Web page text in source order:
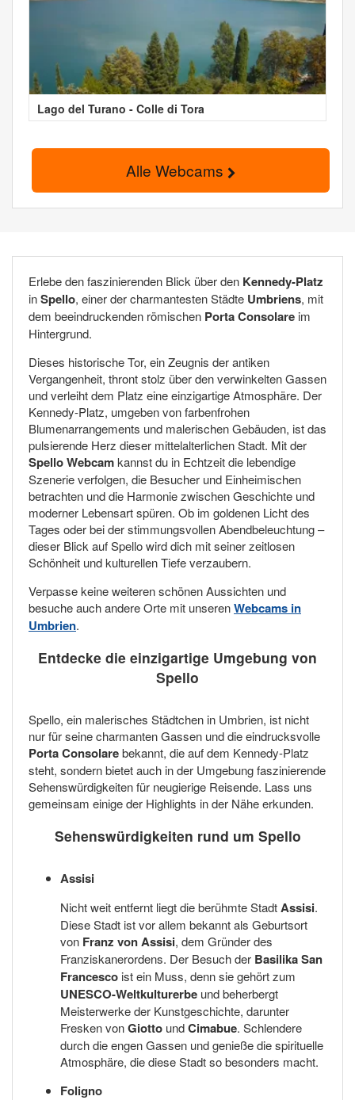
Lago del Turano - Colle di Tora
Alle Webcams
Erlebe den faszinierenden Blick über den Kennedy-Platz
inSpello, einer der charmantesten Städte Umbriens, mit
dem beeindruckenden römischen Porta Consolare im
Hintergrund.
Dieses historische Tor, ein Zeugnis der antiken
Vergangenheit, thront stolz über den verwinkelten Gassen
und verleiht dem Platz eine einzigartige Atmosphäre. Der
Kennedy-Platz, umgeben von farbenfrohen
Blumenarrangements und malerischen Gebäuden, ist das
pulsierende Herz dieser mittelalterlichen Stadt. Mit der
Spello Webcamkannst du in Echtzeit die lebendige
Szenerie verfolgen, die Besucher und Einheimischen
betrachten und die Harmonie zwischen Geschichte und
moderner Lebensart spüren. Ob im goldenen Licht des
Tages oder bei der stimmungsvollen Abendbeleuchtung –
dieser Blick auf Spello wird dich mit seiner zeitlosen
Schönheit und kulturellen Tiefe verzaubern.
Verpasse keine weiteren schönen Aussichten und
besuche auch andere Orte mit unserenWebcams in
Umbrien.
Entdecke die einzigartige Umgebung von
Spello
Spello, ein malerisches Städtchen in Umbrien, ist nicht
nur für seine charmanten Gassen und die eindrucksvolle
Porta Consolarebekannt, die auf dem Kennedy-Platz
steht, sondern bietet auch in der Umgebung faszinierende
Sehenswürdigkeiten für neugierige Reisende. Lass uns
gemeinsam einige der Highlights in der Nähe erkunden.
Sehenswürdigkeiten rund um Spello
Assisi
Nicht weit entfernt liegt die berühmte StadtAssisi.
Diese Stadt ist vor allem bekannt als Geburtsort
von Franz von Assisi, dem Gründer des
Franziskanerordens. Der Besuch der Basilika San
Francesco ist ein Muss, denn sie gehört zum
UNESCO-Weltkulturerbe und beherbergt
Meisterwerke der Kunstgeschichte, darunter
Fresken vonGiotto undCimabue. Schlendere
durch die engen Gassen und genieße die spirituelle
Atmosphäre, die diese Stadt so besonders macht.
Foligno